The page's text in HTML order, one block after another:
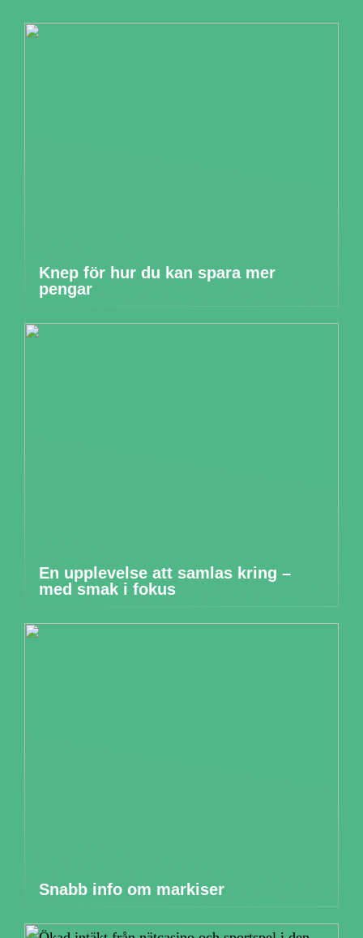
Knep för hur du kan spara mer
pengar
En upplevelse att samlas kring –
med smak i fokus
Snabb info om markiser